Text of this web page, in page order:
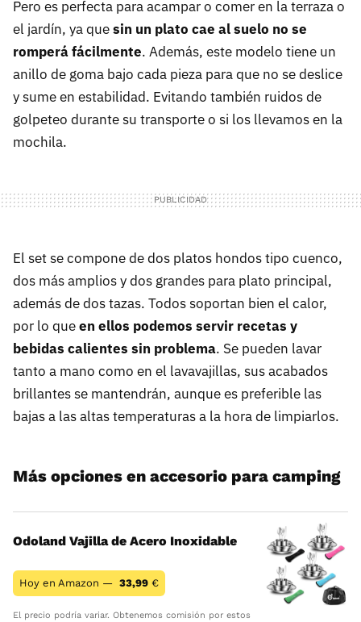
Pero es perfecta para acampar o comer en la terraza o
el jardín, ya quesin un plato cae al suelo no se
romperá fácilmente. Además, este modelo tiene un
anillo de goma bajo cada pieza para que no se deslice
y sume en estabilidad. Evitando también ruidos de
golpeteo durante su transporte o si los llevamos en la
mochila.
El set se compone de dos platos hondos tipo cuenco,
dos más amplios y dos grandes para plato principal,
además de dos tazas. Todos soportan bien el calor,
por lo queen ellos podemos servir recetas y
bebidas calientes sin problema. Se pueden lavar
tanto a mano como en el lavavajillas, sus acabados
brillantes se mantendrán, aunque es preferible las
bajas a las altas temperaturas a la hora de limpiarlos.
Más opciones en accesorio para camping
Odoland Vajilla de Acero Inoxidable
Hoy en Amazon — 33,99 €
El precio podría variar. Obtenemos comisión por estos